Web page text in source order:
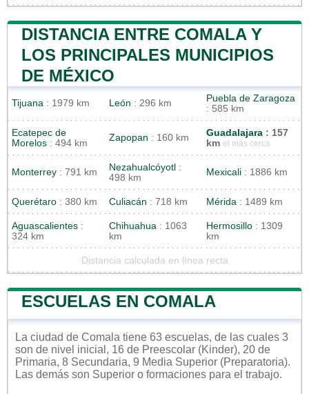
DISTANCIA ENTRE COMALA Y
LOS PRINCIPALES MUNICIPIOS
DE MÉXICO
Tijuana : 1979 km León : 296 km
Puebla de Zaragoza
: 585 km
Ecatepec de
Morelos : 494 km
Zapopan : 160 km Guadalajara : 157
km el más cerca
Monterrey : 791 km Nezahualcóyotl :
498 km
Mexicali : 1886 km
Querétaro : 380 km Culiacán : 718 km Mérida : 1489 km
Aguascalientes :
324 km
Chihuahua : 1063
km
Hermosillo : 1309
km
Distancia calculada en línea recta
ESCUELAS EN COMALA
La ciudad de Comala tiene 63 escuelas, de las cuales 3
son de nivel inicial, 16 de Preescolar (Kinder), 20 de
Primaria, 8 Secundaria, 9 Media Superior (Preparatoria).
Las demás son Superior o formaciones para el trabajo.